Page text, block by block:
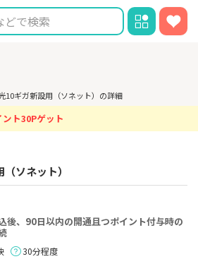
10ギガ新設用（ソネット）の詳細
ト30Pゲット
ソネット）
後、90日以内の開通且つポイント付与時の
30分程度